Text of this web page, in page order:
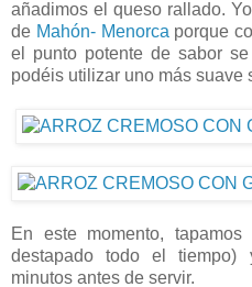
añadimos el queso rallado.
de Mahón- Menorca porque
el punto potente de sabor
podéis utilizar uno más suave
En este momento,
destapado todo el
minutos antes de servir.